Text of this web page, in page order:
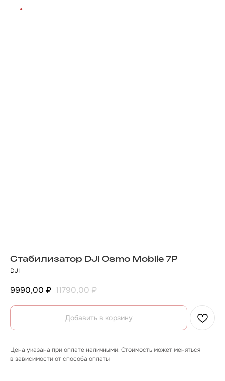
Стабилизатор DJI Osmo Mobile 7P
DJI
9990,00 ₽ 11790,00₽
Добавить в корзину
Цена указана при оплате наличными. Стоимость может меняться
в зависимости от способа оплаты